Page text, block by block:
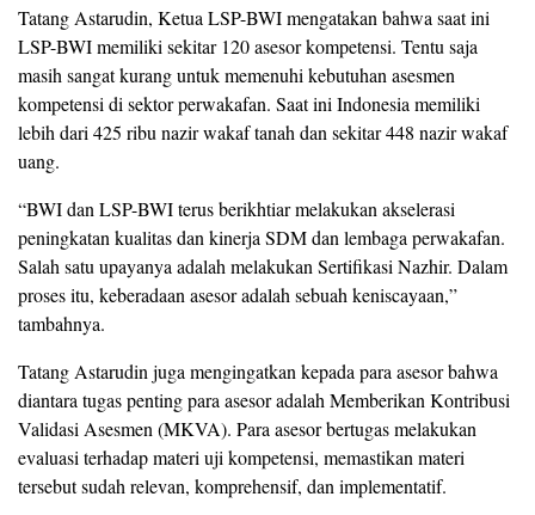
Tatang Astarudin, Ketua LSP-BWI mengatakan bahwa saat ini
LSP-BWI memiliki sekitar 120 asesor kompetensi. Tentu saja
masih sangat kurang untuk memenuhi kebutuhan asesmen
kompetensi di sektor perwakafan. Saat ini Indonesia memiliki
lebih dari 425 ribu nazir wakaf tanah dan sekitar 448 nazir wakaf
uang.
“BWI dan LSP-BWI terus berikhtiar melakukan akselerasi
peningkatan kualitas dan kinerja SDM dan lembaga perwakafan.
Salah satu upayanya adalah melakukan Sertifikasi Nazhir. Dalam
proses itu, keberadaan asesor adalah sebuah keniscayaan,”
tambahnya.
Tatang Astarudin juga mengingatkan kepada para asesor bahwa
diantara tugas penting para asesor adalah Memberikan Kontribusi
Validasi Asesmen (MKVA). Para asesor bertugas melakukan
evaluasi terhadap materi uji kompetensi, memastikan materi
tersebut sudah relevan, komprehensif, dan implementatif.